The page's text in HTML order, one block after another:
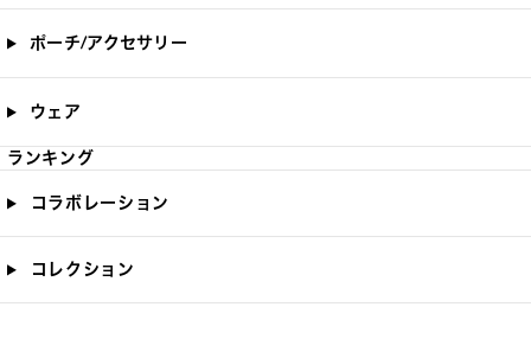
ポーチ/アクセサリー
ウェア
ランキング
コラボレーション
コレクション